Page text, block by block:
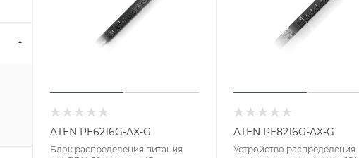
ATEN PE6216G-AX-G
Блок распределения питания
ATEN PE8216G-AX-G
Устройство распределения